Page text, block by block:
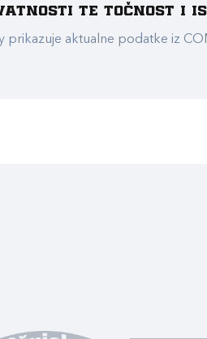
te točnost i
prikazuje aktualne podatke iz